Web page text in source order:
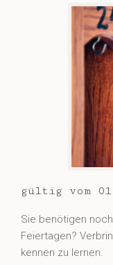
gültig vom
Sie benötigen
Feiertagen?
kennen zu lernen.